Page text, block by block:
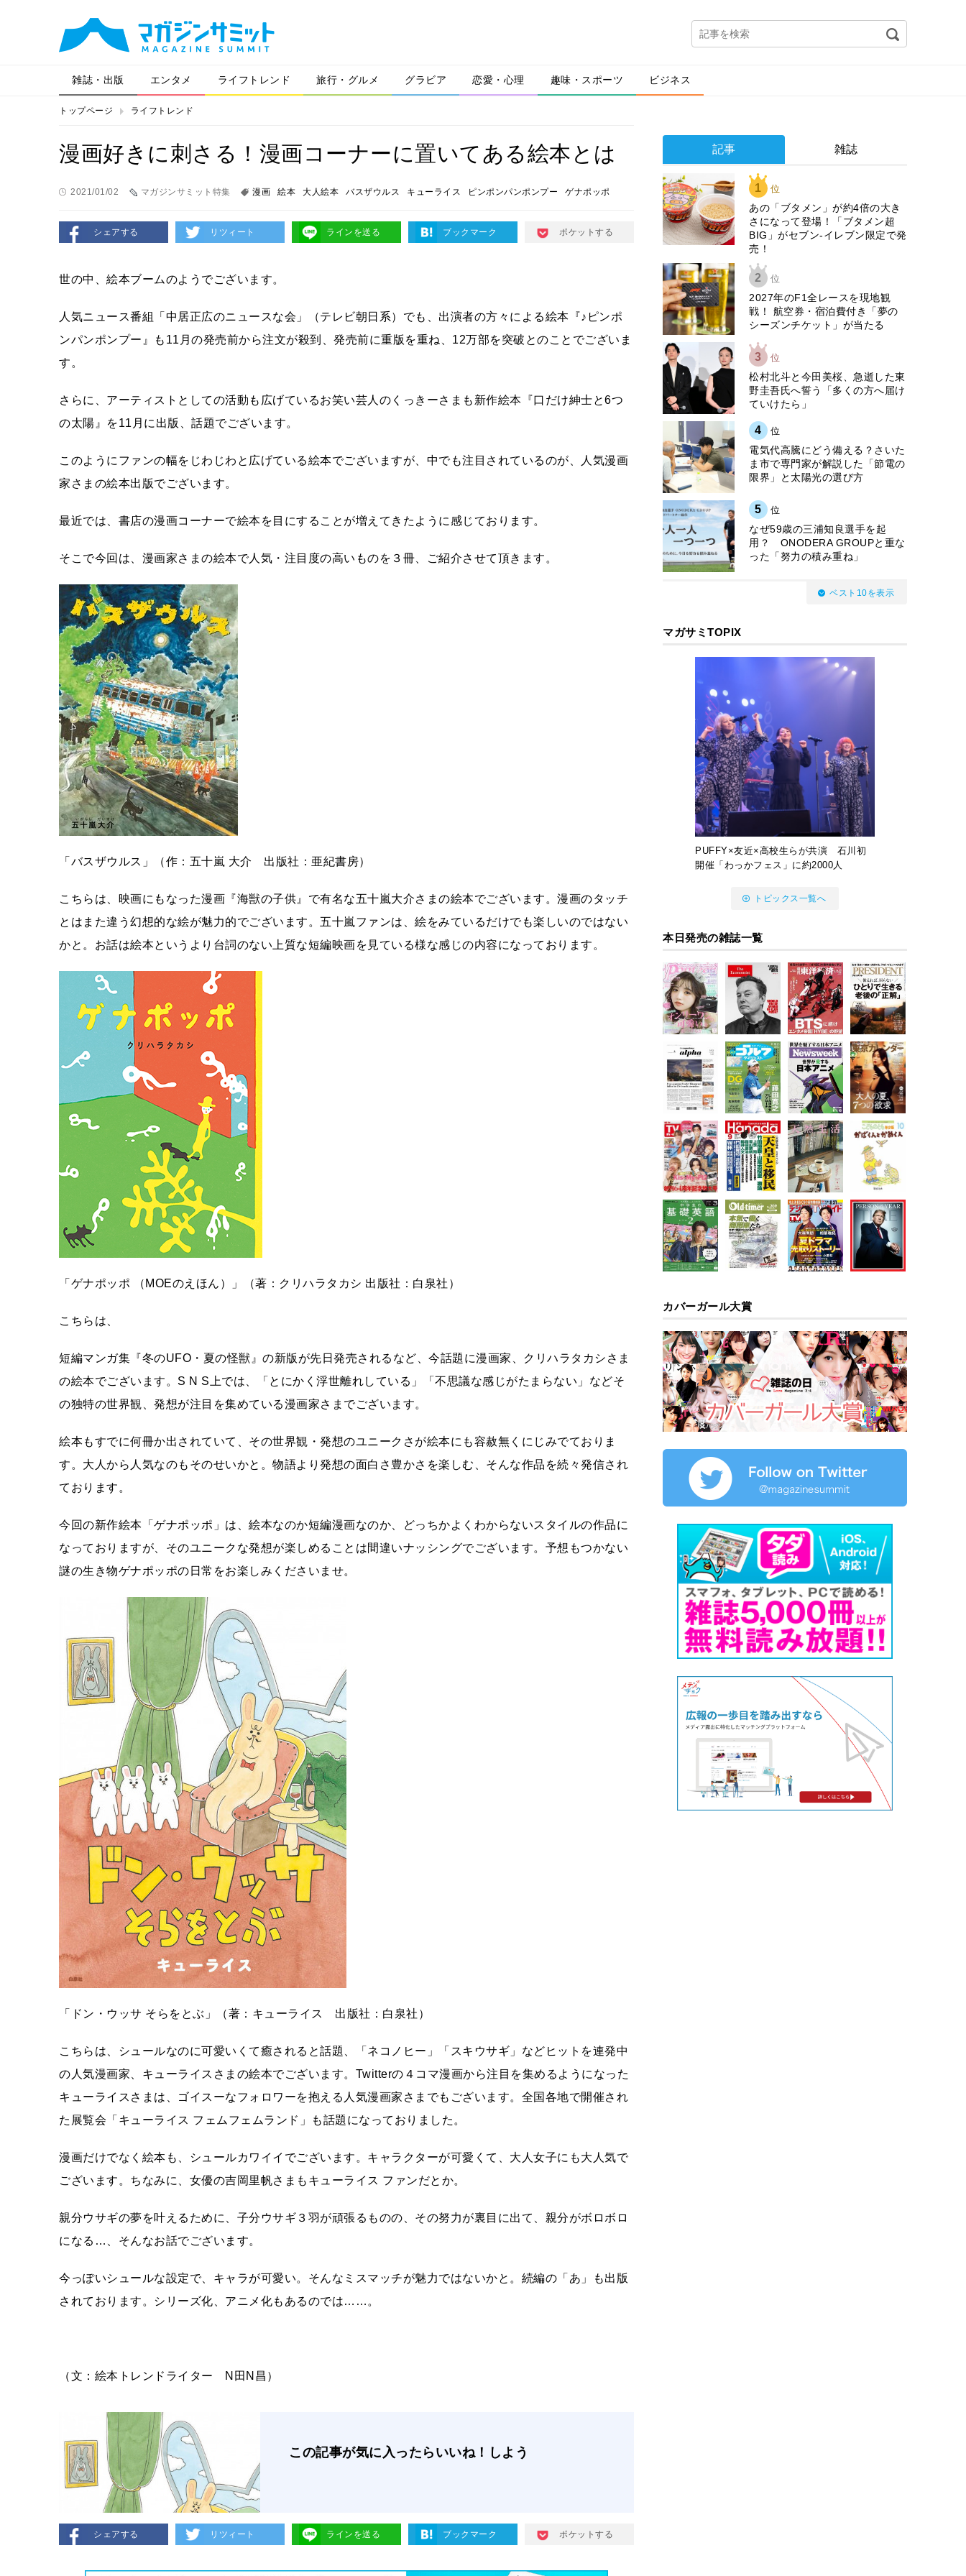
雑誌・出版 エンタメ ライフトレンド 旅行・グルメ グラビア 恋愛・心理 趣味・スポーツ ビジネス
トップページ ライフトレンド
漫画好きに刺さる！漫画コーナーに置いてある絵本とは
2021/01/02 マガジンサミット特集 漫画 絵本 大人絵本 バスザウルス キューライス ピンポンパンポンプー ゲナポッポ
シェアする リツィート ラインを送る ブックマーク ポケットする
世の中、絵本ブームのようでございます。
人気ニュース番組「中居正広のニュースな会」（テレビ朝日系）でも、出演者の方々による絵本『♪ピンポ
ンパンポンプー』も11月の発売前から注文が殺到、発売前に重版を重ね、12万部を突破とのことでございま
す。
さらに、アーティストとしての活動も広げているお笑い芸人のくっきーさまも新作絵本『口だけ紳士と6つ
の太陽』を11月に出版、話題でございます。
このようにファンの幅をじわじわと広げている絵本でございますが、中でも注目されているのが、人気漫画
家さまの絵本出版でございます。
最近では、書店の漫画コーナーで絵本を目にすることが増えてきたように感じております。
そこで今回は、漫画家さまの絵本で人気・注目度の高いものを３冊、ご紹介させて頂きます。
「バスザウルス」（作：五十嵐 大介 出版社：亜紀書房）
こちらは、映画にもなった漫画『海獣の子供』で有名な五十嵐大介さまの絵本でございます。漫画のタッチ
とはまた違う幻想的な絵が魅力的でございます。五十嵐ファンは、絵をみているだけでも楽しいのではない
かと。お話は絵本というより台詞のない上質な短編映画を見ている様な感じの内容になっております。
「ゲナポッポ （MOEのえほん）」（著：クリハラタカシ 出版社：白泉社）
こちらは、
短編マンガ集『冬のUFO・夏の怪獣』の新版が先日発売されるなど、今話題に漫画家、クリハラタカシさま
の絵本でございます。S N S上では、「とにかく浮世離れしている」「不思議な感じがたまらない」などそ
の独特の世界観、発想が注目を集めている漫画家さまでございます。
絵本もすでに何冊か出されていて、その世界観・発想のユニークさが絵本にも容赦無くにじみでておりま
す。大人から人気なのもそのせいかと。物語より発想の面白さ豊かさを楽しむ、そんな作品を続々発信され
ております。
今回の新作絵本「ゲナポッポ」は、絵本なのか短編漫画なのか、どっちかよくわからないスタイルの作品に
なっておりますが、そのユニークな発想が楽しめることは間違いナッシングでございます。予想もつかない
謎の生き物ゲナポッポの日常をお楽しみくださいませ。
「ドン・ウッサ そらをとぶ」（著：キューライス 出版社：白泉社）
こちらは、シュールなのに可愛いくて癒されると話題、「ネコノヒー」「スキウサギ」などヒットを連発中
の人気漫画家、キューライスさまの絵本でございます。Twitterの４コマ漫画から注目を集めるようになった
キューライスさまは、ゴイスーなフォロワーを抱える人気漫画家さまでもございます。全国各地で開催され
た展覧会「キューライス フェムフェムランド」も話題になっておりました。
漫画だけでなく絵本も、シュールカワイイでございます。キャラクターが可愛くて、大人女子にも大人気で
ございます。ちなみに、女優の吉岡里帆さまもキューライス ファンだとか。
親分ウサギの夢を叶えるために、子分ウサギ３羽が頑張るものの、その努力が裏目に出て、親分がボロボロ
になる…、そんなお話でございます。
今っぽいシュールな設定で、キャラが可愛い。そんなミスマッチが魅力ではないかと。続編の「あ」も出版
されております。シリーズ化、アニメ化もあるのでは……。
（文：絵本トレンドライター N田N昌）
この記事が気に入ったらいいね！しよう
シェアする リツィート ラインを送る ブックマーク ポケットする
記事 雑誌
1 位
あの「ブタメン」が約4倍の大き
さになって登場！「ブタメン超
BIG」がセブン‐イレブン限定で発
売！
2 位
2027年のF1全レースを現地観
戦！ 航空券・宿泊費付き「夢の
シーズンチケット」が当たる
3 位
松村北斗と今田美桜、急逝した東
野圭吾氏へ誓う「多くの方へ届け
ていけたら」
4 位
電気代高騰にどう備える？さいた
ま市で専門家が解説した「節電の
限界」と太陽光の選び方
5 位
なぜ59歳の三浦知良選手を起
用？ ONODERA GROUPと重な
った「努力の積み重ね」
ベスト10を表示
マガサミTOPIX
PUFFY×友近×高校生らが共演 石川初
開催「わっかフェス」に約2000人
トピックス一覧へ
本日発売の雑誌一覧
カバーガール大賞